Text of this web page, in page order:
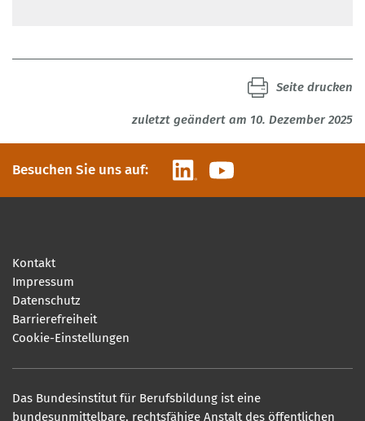
zuletzt geändert am 10. Dezember 2025
Seite drucken
Besuchen Sie uns auf: LinkedInYouTube
Kontakt
Impressum
Datenschutz
Barrierefreiheit
Cookie-Einstellungen
Das Bundesinstitut für Berufsbildung ist eine
bundesunmittelbare, rechtsfähige Anstalt des öffentlichen